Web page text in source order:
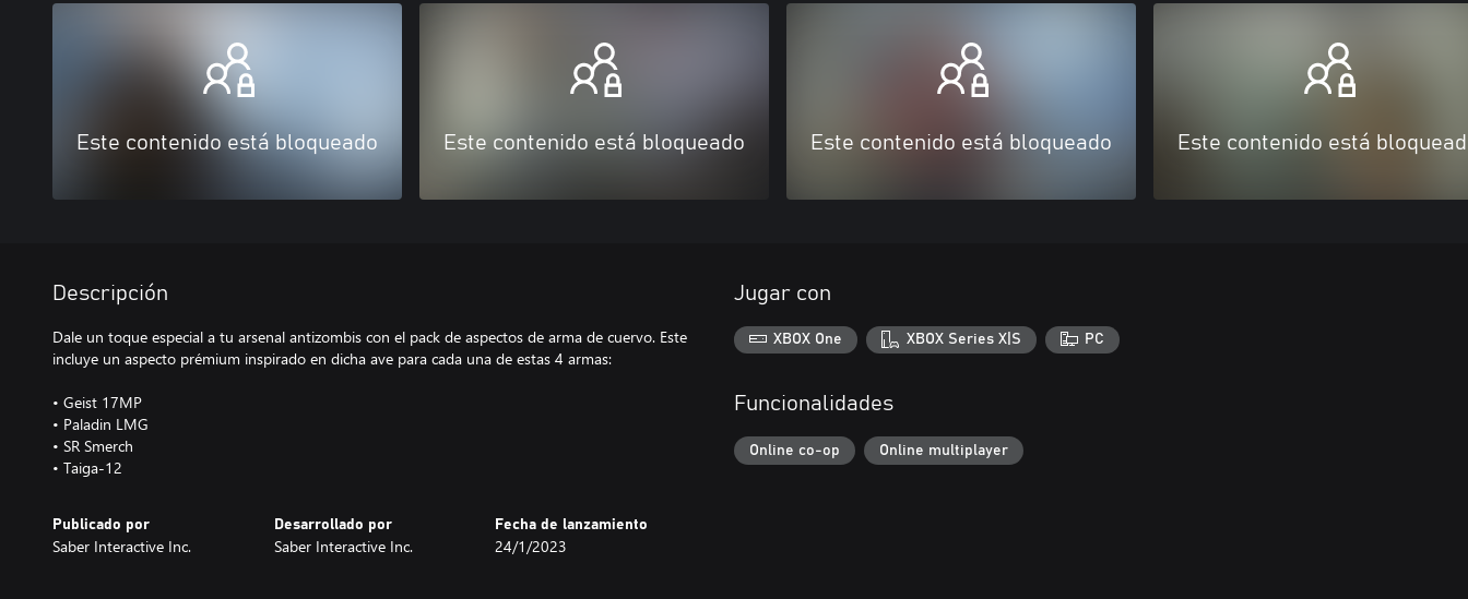
Este contenido está bloqueado Este contenido está bloqueado Este contenido está bloqueado Este contenido está
Descripción
Dale un toque especial a tu arsenal antizombis con el pack de aspectos de arma de cuervo. Este
incluye un aspecto prémium inspirado en dicha ave para cada una de estas 4 armas:
• Geist 17MP
• Paladin LMG
• SR Smerch
• Taiga-12
Publicado por
Saber Interactive Inc.
Desarrollado por
Saber Interactive Inc.
Fecha de lanzamiento
24/1/2023
Jugar con
XBOX One XBOX Series X|S PC
Funcionalidades
Online co-op Online multiplayer